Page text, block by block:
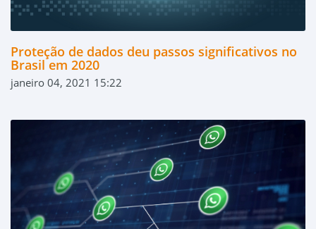
Proteção de dados deu passos significativos no
Brasil em 2020
janeiro 04, 2021 15:22